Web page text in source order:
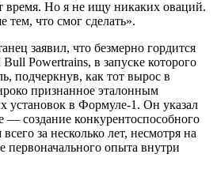
время. Но я не ищу никаких оваций.
тем, что смог сделать».
заявил, что безмерно гордится
Powertrains, в запуске которого
подчеркнув, как тот вырос в
признанное эталонным
установок в Формуле-1. Он указал
— создание конкурентоспособного
за несколько лет, несмотря на
первоначального опыта внутри